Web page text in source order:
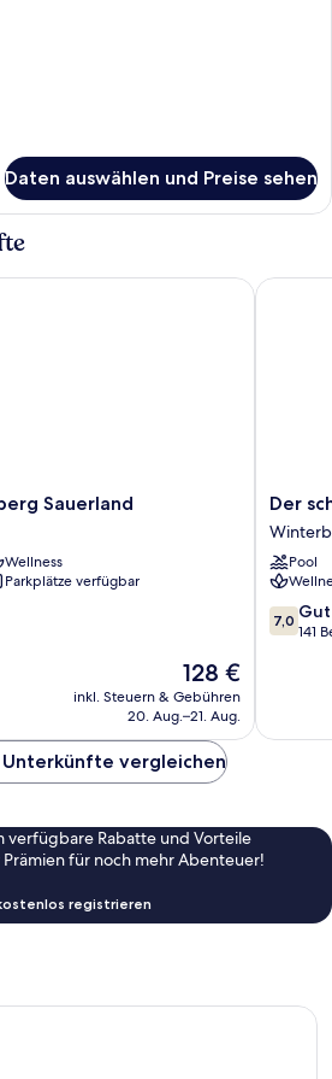
Daten auswählen und Preise sehen
Sauerland
Wellness
Parkplätze verfügbar
Der
Preis
beträgt
128 €
inkl. Steuern & Gebühren
20. Aug.–21. Aug.
Sauerland
Der
schöne
Asten
-
Resort
Der
Pool
7.0
von
7,0 Gut
141
Der
Unterkünfte vergleichen
verfügbare Rabatte und Vorteile
für noch mehr Abenteuer!
registrieren